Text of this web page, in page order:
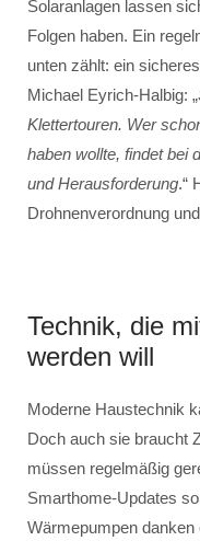
Solaranlagen lassen
Folgen haben. Ein
unten zählt: ein
Michael Eyrich-Halbig: „
Klettertouren. Wer
haben wollte, findet bei
und Herausforderung.“
Drohnenverordnung
Technik, die
werden will
Moderne Haustechnik
Doch auch sie braucht
müssen regelmäßig
Smarthome-Updates
Wärmepumpen